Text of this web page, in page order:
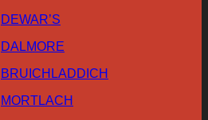
DEWAR’S
DALMORE
BRUICHLADDICH
MORTLACH